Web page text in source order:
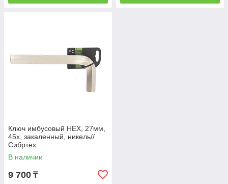
Ключ имбусовый HEX, 27мм,
45x, закаленный, никель//
Сибртех
В наличии
9 700 ₸